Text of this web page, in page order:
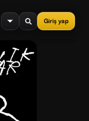
Giriş yap